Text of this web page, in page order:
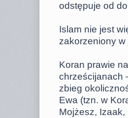
odstępuje od
Islam nie jest
zakorzeniony
Koran prawie
chrześcijanach
zbieg
Ewa (tzn. w
Mojżesz,